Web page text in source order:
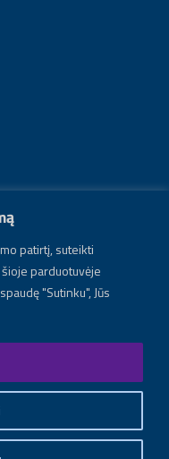
patirtį, suteikti
parduotuvėje
"Sutinku", Jūs
gamtos
Naudojama
Bloom